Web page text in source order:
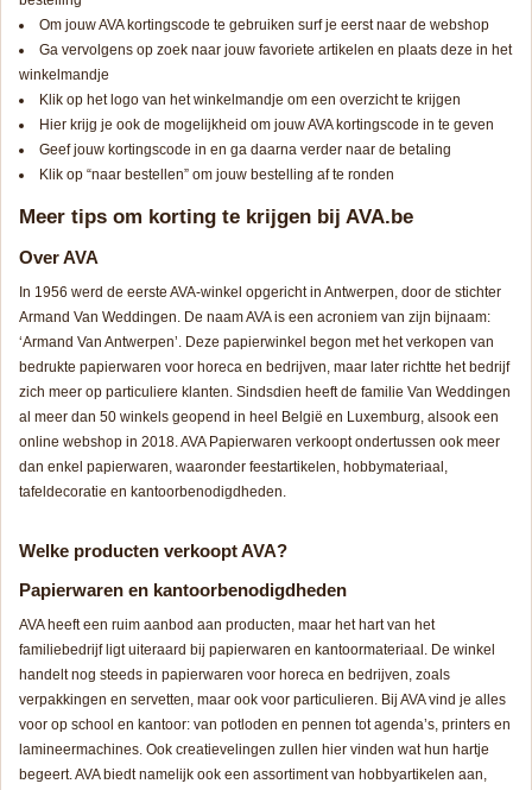
Om jouw AVA kortingscode te gebruiken surf je eerst naar de webshop
Ga vervolgens op zoek naar jouw favoriete artikelen en plaats deze in het
winkelmandje
Klik op het logo van het winkelmandje om een overzicht te krijgen
Hier krijg je ook de mogelijkheid om jouw AVA kortingscode in te geven
Geef jouw kortingscode in en ga daarna verder naar de betaling
Klik op “naar bestellen” om jouw bestelling af te ronden
Meer tips om korting te krijgen bij AVA.be
Over AVA
In 1956 werd de eerste AVA-winkel opgericht in Antwerpen, door de stichter
Armand Van Weddingen. De naam AVA is een acroniem van zijn bijnaam:
‘Armand Van Antwerpen’. Deze papierwinkel begon met het verkopen van
bedrukte papierwaren voor horeca en bedrijven, maar later richtte het bedrijf
zich meer op particuliere klanten. Sindsdien heeft de familie Van Weddingen
al meer dan 50 winkels geopend in heel België en Luxemburg, alsook een
online webshop in 2018. AVA Papierwaren verkoopt ondertussen ook meer
dan enkel papierwaren, waaronder feestartikelen, hobbymateriaal,
tafeldecoratie en kantoorbenodigdheden.
Welke producten verkoopt AVA?
Papierwaren en kantoorbenodigdheden
AVA heeft een ruim aanbod aan producten, maar het hart van het
familiebedrijf ligt uiteraard bij papierwaren en kantoormateriaal. De winkel
handelt nog steeds in papierwaren voor horeca en bedrijven, zoals
verpakkingen en servetten, maar ook voor particulieren. Bij AVA vind je alles
voor op school en kantoor: van potloden en pennen tot agenda’s, printers en
lamineermachines. Ook creatievelingen zullen hier vinden wat hun hartje
begeert. AVA biedt namelijk ook een assortiment van hobbyartikelen aan,